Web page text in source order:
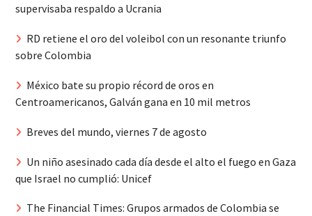
supervisaba respaldo a Ucrania
RD retiene el oro del voleibol con un resonante triunfo
sobre Colombia
México bate su propio récord de oros en
Centroamericanos, Galván gana en 10 mil metros
Breves del mundo, viernes 7 de agosto
Un niño asesinado cada día desde el alto el fuego en Gaza
que Israel no cumplió: Unicef
The Financial Times: Grupos armados de Colombia se